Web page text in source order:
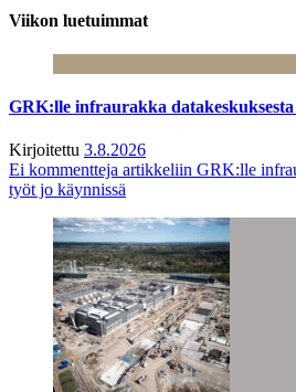
Viikon luetuimmat
GRK:lle infraurakka
Kirjoitettu 3.8.2026
Ei kommentteja artikkeliin GRK:lle
työt jo käynnissä